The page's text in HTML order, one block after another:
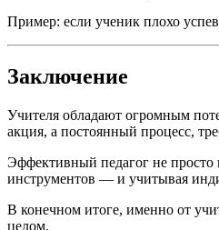
Пример: если ученик плохо
Заключение
Учителя обладают огромным
акция, а постоянный процесс,
Эффективный педагог не просто
инструментов — и учитывая
В конечном итоге, именно от
целом.